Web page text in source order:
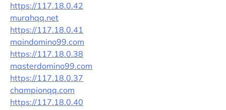
https://117.18.0.42
murahqq.net
https://117.18.0.41
maindomino99.com
https://117.18.0.38
masterdomino99.com
https://117.18.0.37
championqq.com
https://117.18.0.40